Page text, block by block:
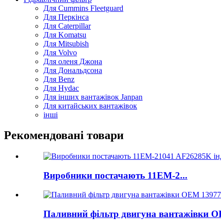
Для Cummins Fleetguard
Для Перкінса
Для Caterpillar
Для Komatsu
Для Mitsubish
Для Volvo
Для оленя Джона
Для Дональдсона
Для Benz
Для Hydac
Для інших вантажівок Janpan
Для китайських вантажівок
інші
Рекомендовані товари
Виробники постачають 11ЕМ-2...
Паливний фільтр двигуна вантажівки